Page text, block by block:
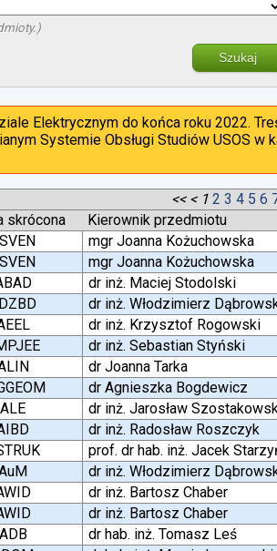
Szukaj
Elektrycznym do końca roku 2022.
Systemie Obsługi Studiów USOS w
<< < 1 2 3 4 5 6
skrócona
Kierownik przedmiotu
mgr Joanna Kożuchowska
mgr Joanna Kożuchowska
dr inż. Maciej Stodolski
dr inż. Włodzimierz
dr inż. Krzysztof Rogowski
dr inż. Sebastian Styński
dr Joanna Tarka
dr Agnieszka Bogdewicz
ALE
dr inż. Jarosław
dr inż. Radosław Roszczyk
prof. dr hab. inż. Jacek
dr inż. Włodzimierz
dr inż. Bartosz Chaber
dr inż. Bartosz Chaber
ADB
dr hab. inż. Tomasz Leś